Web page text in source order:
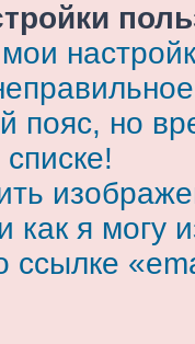
пояс, но
как я могу
ссылке